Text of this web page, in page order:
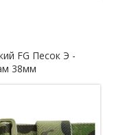
FG Песок Э -
38мм